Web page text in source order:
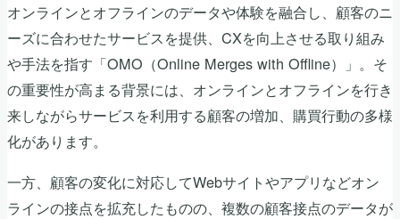
オンラインとオフラインのデータや体験を融合し、顧客のニ
ーズに合わせたサービスを提供、CXを向上させる取り組み
や手法を指す「OMO（Online Merges with Offline）」。そ
の重要性が高まる背景には、オンラインとオフラインを行き
来しながらサービスを利用する顧客の増加、購買行動の多様
化があります。
一方、顧客の変化に対応してWebサイトやアプリなどオン
ラインの接点を拡充したものの、複数の顧客接点のデータが